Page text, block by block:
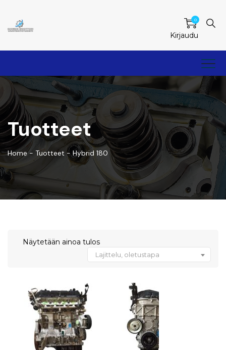
0
Kirjaudu
Tuotteet
Home- Tuotteet -Hybrid 180
Näytetään ainoa tulos
Lajittelu, oletustapa